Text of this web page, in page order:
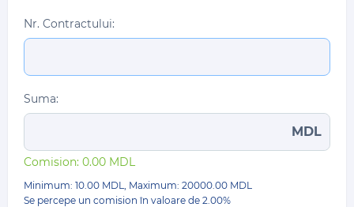
Nr. Contractului:
Suma:
MDL
Comision: 0.00 MDL
Minimum: 10.00 MDL, Maximum: 20000.00 MDL
Se percepe un comision în valoare de 2.00%